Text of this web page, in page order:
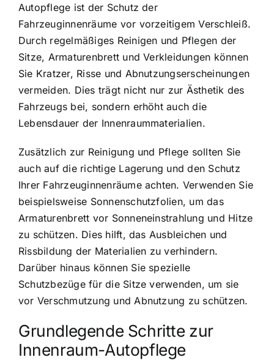
Autopflege ist der Schutz der
Fahrzeuginnenräume vor vorzeitigem Verschleiß.
Durch regelmäßiges Reinigen und Pflegen der
Sitze, Armaturenbrett und Verkleidungen können
Sie Kratzer, Risse und Abnutzungserscheinungen
vermeiden. Dies trägt nicht nur zur Ästhetik des
Fahrzeugs bei, sondern erhöht auch die
Lebensdauer der Innenraummaterialien.
Zusätzlich zur Reinigung und Pflege sollten Sie
auch auf die richtige Lagerung und den Schutz
Ihrer Fahrzeuginnenräume achten. Verwenden Sie
beispielsweise Sonnenschutzfolien, um das
Armaturenbrett vor Sonneneinstrahlung und Hitze
zu schützen. Dies hilft, das Ausbleichen und
Rissbildung der Materialien zu verhindern.
Darüber hinaus können Sie spezielle
Schutzbezüge für die Sitze verwenden, um sie
vor Verschmutzung und Abnutzung zu schützen.
Grundlegende Schritte zur
Innenraum-Autopflege